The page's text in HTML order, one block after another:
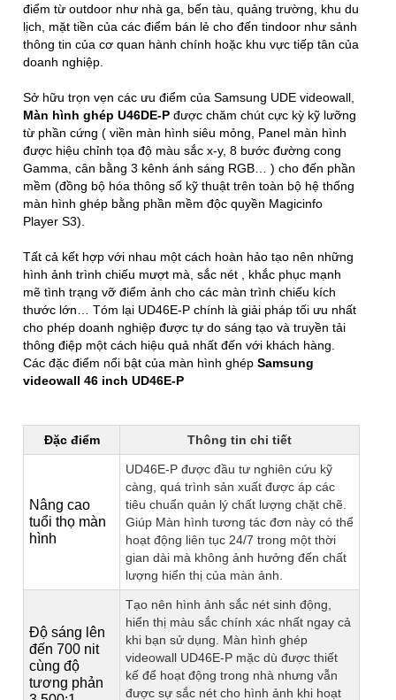
điểm từ outdoor như nhà ga, bến tàu, quảng trường, khu du
lịch, mặt tiền của các điểm bán lẻ cho đến tindoor như sảnh
thông tin của cơ quan hành chính hoặc khu vực tiếp tân của
doanh nghiệp.
Sở hữu trọn vẹn các ưu điểm của Samsung UDE videowall,
Màn hình ghép U46DE-P được chăm chút cực kỳ kỹ lưỡng
từ phần cứng ( viền màn hình siêu mỏng, Panel màn hình
được hiệu chỉnh tọa độ màu sắc x-y, 8 bước đường cong
Gamma, cân bằng 3 kênh ánh sáng RGB… ) cho đến phần
mềm (đồng bộ hóa thông số kỹ thuật trên toàn bộ hệ thống
màn hình ghép bằng phần mềm độc quyền Magicinfo
Player S3).
Tất cả kết hợp với nhau một cách hoàn hảo tạo nên những
hình ảnh trình chiếu mượt mà, sắc nét , khắc phục mạnh
mẽ tình trạng vỡ điểm ảnh cho các màn trình chiếu kích
thước lớn… Tóm lại UD46E-P chính là giải pháp tối ưu nhất
cho phép doanh nghiệp được tự do sáng tạo và truyền tải
thông điệp một cách hiệu quả nhất đến với khách hàng.
Các đặc điểm nổi bật của màn hình ghép Samsung
videowall 46 inch UD46E-P
Đặc điểm Thông tin chi tiết
Nâng cao
tuổi thọ màn
hình
UD46E-P được đầu tư nghiên cứu kỹ
càng, quá trình sản xuất được áp các
tiêu chuẩn quản lý chất lượng chặt chẽ.
Giúp Màn hình tương tác đơn này có thể
hoạt động liên tục 24/7 trong một thời
gian dài mà không ảnh hưởng đến chất
lượng hiển thị của màn ảnh.
Độ sáng lên
đến 700 nit
cùng độ
tương phản
Tạo nên hình ảnh sắc nét sinh động,
hiển thị màu sắc chính xác nhất ngay cả
khi bạn sử dụng. Màn hình ghép
videowall UD46E-P mặc dù được thiết
kế để hoạt động trong nhà nhưng vẫn
được sự sắc nét cho hình ảnh khi hoạt